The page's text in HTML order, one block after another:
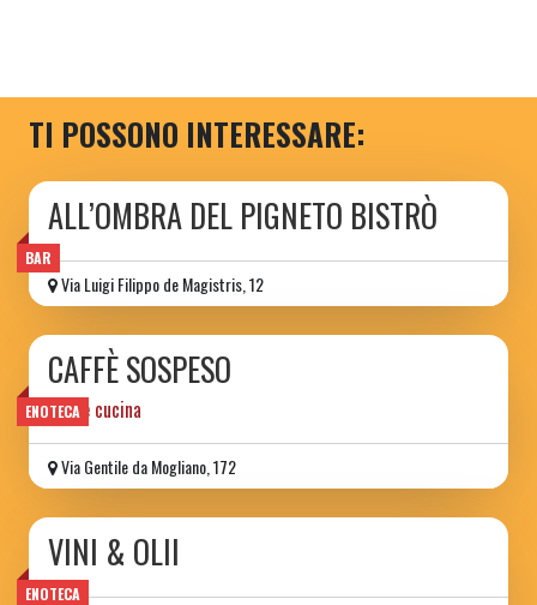
TI POSSONO INTERESSARE:
BAR
ALL’OMBRA DEL PIGNETO BISTRÒ
Via Luigi Filippo de Magistris, 12
ENOTECA
CAFFÈ SOSPESO
vino e cucina
Via Gentile da Mogliano, 172
ENOTECA
VINI & OLII